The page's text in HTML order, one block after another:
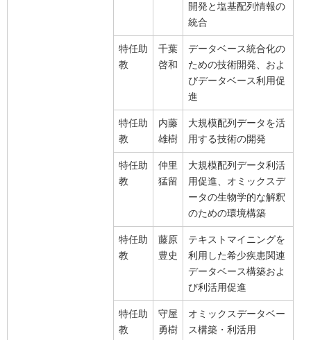
開発と塩基配列情報の
統合
特任助
教
千葉
啓和
データベース統合化の
ための技術開発、およ
びデータベース利用促
進
特任助
教
内藤
雄樹
大規模配列データを活
用する技術の開発
特任助
教
仲里
猛留
大規模配列データ利活
用促進、オミックスデ
ータの生物学的な解釈
のための環境構築
特任助
教
藤原
豊史
テキストマイニングを
利用した希少疾患関連
データベース構築およ
び利活用促進
特任助
教
守屋
勇樹
オミックスデータベー
ス構築・利活用